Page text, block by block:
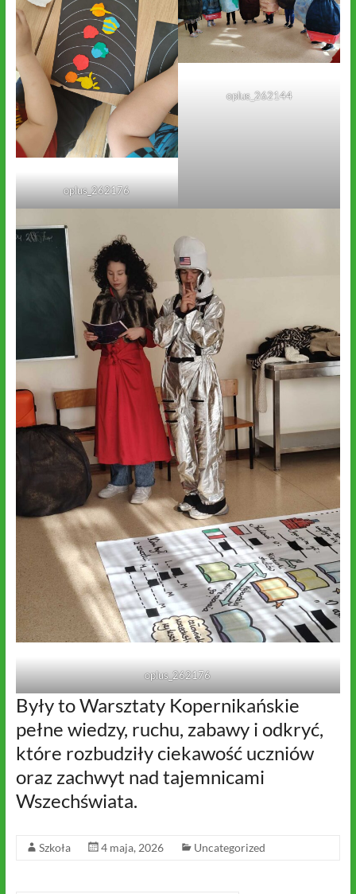
oplus_262176
oplus_262144
oplus_262176
Były to Warsztaty Kopernikańskie
pełne wiedzy, ruchu, zabawy i odkryć,
które rozbudziły ciekawość uczniów
oraz zachwyt nad tajemnicami
Wszechświata.
Szkoła 4 maja, 2026 Uncategorized